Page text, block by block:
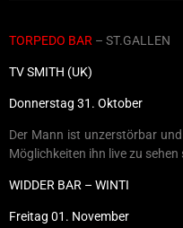
TORPEDO BAR – ST.GALLEN
TV SMITH (UK)
Donnerstag 31. Oktober
Der Mann ist unzerstörbar
Möglichkeiten ihn live zu sehen
WIDDER BAR – WINTI
Freitag 01. November